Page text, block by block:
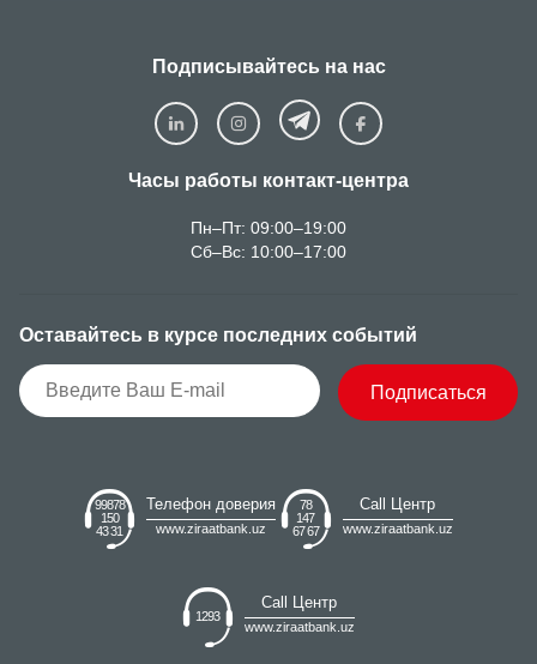
Подписывайтесь на нас
Часы работы контакт-центра
Пн–Пт: 09:00–19:00
Сб–Вс: 10:00–17:00
Оставайтесь в курсе последних событий
Подписаться
99878
150
43 31
Телефон доверия
www.ziraatbank.uz
78
147
67 67
Call Центр
www.ziraatbank.uz
1293
Call Центр
www.ziraatbank.uz